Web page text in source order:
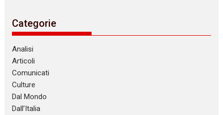
Categorie
Analisi
Articoli
Comunicati
Culture
Dal Mondo
Dall’Italia